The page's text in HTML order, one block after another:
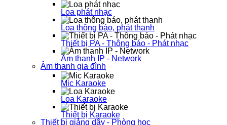
Loa phát nhạc
Loa thông báo, phát thanh
Thiết bị PA - Thông báo - Phát nhạc
Âm thanh IP - Network
Âm thanh gia đình
Mic Karaoke
Loa Karaoke
Thiết bị Karaoke
Thiết bị giảng dậy - Phòng học